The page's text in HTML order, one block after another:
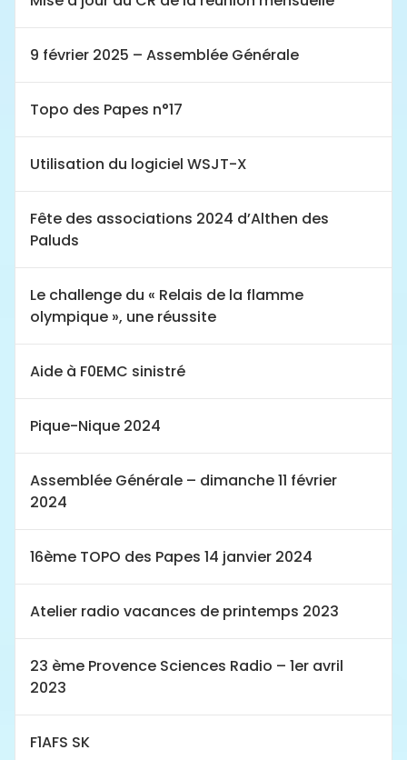
9 février 2025 – Assemblée Générale
Topo des Papes n°17
Utilisation du logiciel WSJT-X
Fête des associations 2024 d’Althen des
Paluds
Le challenge du « Relais de la flamme
olympique », une réussite
Aide à F0EMC sinistré
Pique-Nique 2024
Assemblée Générale – dimanche 11 février
2024
16ème TOPO des Papes 14 janvier 2024
Atelier radio vacances de printemps 2023
23 ème Provence Sciences Radio – 1er avril
2023
F1AFS SK